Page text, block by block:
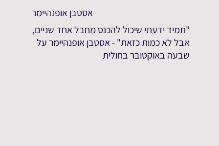
אסטבן אופנהיימר
"תמיד ידעתי שיכול להכנס מחבל אחד שניים,
אבל לא כמות כזאת" - אסטבן אופנהיימר על
שבעה באוקטובר בחולית